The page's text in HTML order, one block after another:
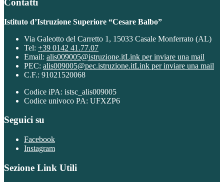
Contatti
Istituto d’Istruzione Superiore “Cesare Balbo”
Via Galeotto del Carretto 1, 15033 Casale Monferrato (AL)
Tel: +39 0142 41.77.07
Email: alis009005@istruzione.itLink per inviare una mail
PEC: alis009005@pec.istruzione.itLink per inviare una mail
C.F.: 91021520068
Codice iPA: istsc_alis009005
Codice univoco PA: UFXZP6
Seguici su
Facebook
Instagram
Sezione Link Utili